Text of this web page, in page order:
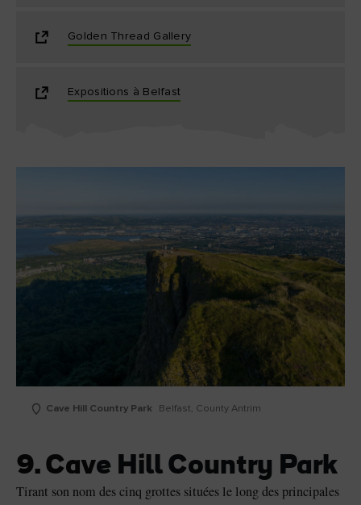
Golden Thread Gallery
Expositions à Belfast
Cave Hill Country Park Belfast, County Antrim
9. Cave Hill Country Park
Tirant son nom des cinq grottes situées le long des principales